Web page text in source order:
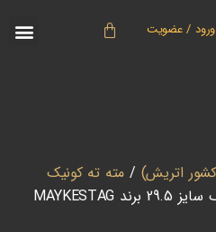
ورود / عضویت
/مته ته کونیک
/ مته ته کونیک سایز 29.5 برند MAYKESTAG